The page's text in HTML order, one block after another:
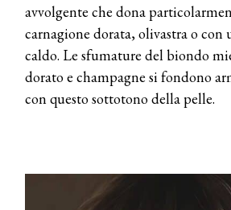
avvolgente che dona
carnagione dorata, olivastra o con
caldo. Le sfumature del biondo
dorato e champagne si fondono
con questo sottotono della pelle.